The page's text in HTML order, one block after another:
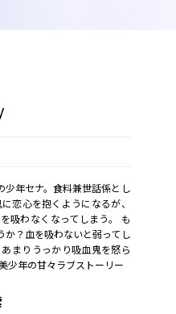
少年セナ。食料兼世話係とし
恋心を抱くようになるが、
吸わなくなってしまう。 も
か？血を吸わないと弱ってし
まりうっかり吸血鬼を怒ら
少年の甘々ラブストーリー